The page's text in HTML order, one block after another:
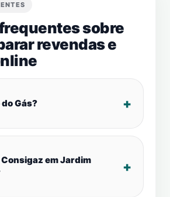
sobre
revendas e
do Gás?
em Jardim